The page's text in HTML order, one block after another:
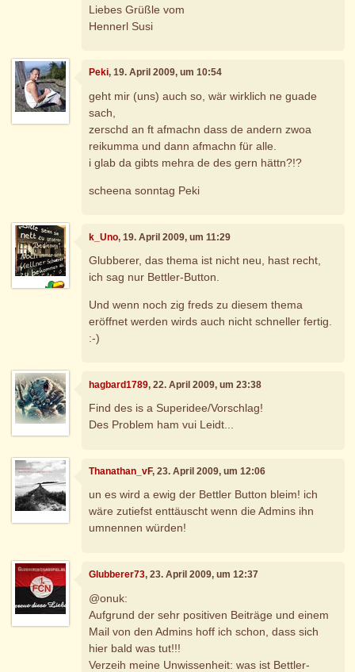
Liebes Grüßle vom
Hennerl Susi
Peki, 19. April 2009, um 10:54
geht mir (uns) auch so, wär wirklich ne guade
sach,
zerschd an ft afmachn dass de andern zwoa
reikumma und dann afmachn für alle.
i glab da gibts mehra de des gern hättn?!?
scheena sonntag Peki
k_Uno, 19. April 2009, um 11:29
Glubberer, das thema ist nicht neu, hast recht,
ich sag nur Bettler-Button.
Und wenn noch zig freds zu diesem thema
eröffnet werden wirds auch nicht schneller fertig.
:-)
hagbard1789, 22. April 2009, um 23:38
Find des is a Superidee/Vorschlag!
Des Problem ham vui Leidt...
Thanathan_vF, 23. April 2009, um 12:06
un es wird a ewig der Bettler Button bleim! ich
wäre zutiefst enttäuscht wenn die Admins ihn
umnennen würden!
Glubberer73, 23. April 2009, um 12:37
@onuk:
Aufgrund der sehr positiven Beiträge und einem
Mail von den Admins hoff ich schon, dass sich
hier bald was tut!!!
Verzeih meine Unwissenheit: was ist Bettler-